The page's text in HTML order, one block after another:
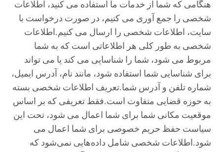
هنگامی که شما از خدمات ما استفاده می کنید، اطلاعات
شخصی را جمع آوری می کنیم، در صورت درخواست با
سایت، اطلاعات شخصی را ارسال می کنیم.اطلاعات
شخصی به طور کلی هر اطلاعاتی است که به شما
مربوط می شود، شما را شناسایی می کند یا می تواند
برای شناسایی شما استفاده شود، مانند نام، آدرس ایمیل،
شماره تلفن و آدرس شما.تعریف اطلاعات شخصی بسته
به حوزه قضایی متفاوت است.فقط تعریفی که بر اساس
موقعیت مکانی شما برای شما اعمال می شود، تحت این
سیاست حفظ حریم خصوصی برای شما اعمال می
شود.اطلاعات شخصی شامل داده‌هایی نمی‌شود که